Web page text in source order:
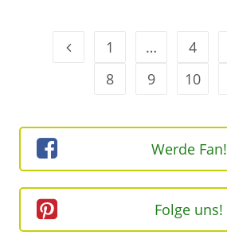
Geh zur Option
1 … 4
8
9 10
Werde Fan!
Folge uns!